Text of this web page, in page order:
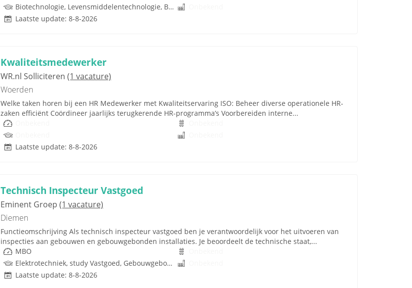
Biotechnologie, Levensmiddelentechnologie, Biologie, Life Sciences, Laboratorium Onderwijs, Farmacie
Laatste update: 8-8-2026
Kwaliteitsmedewerker
WR.nl Solliciteren (1 vacature)
Woerden
Welke taken horen bij een HR Medewerker met Kwaliteitservaring ISO: Beheer diverse operationele HR-
zaken efficiënt Coördineer jaarlijks terugkerende HR-programma’s Voorbereiden interne...
Laatste update: 8-8-2026
Technisch Inspecteur Vastgoed
Eminent Groep (1 vacature)
Diemen
Functieomschrijving Als technisch inspecteur vastgoed ben je verantwoordelijk voor het uitvoeren van
inspecties aan gebouwen en gebouwgebonden installaties. Je beoordeelt de technische staat,...
MBO
Elektrotechniek, study Vastgoed, Gebouwgebonden installaties, Rijbewijs
Laatste update: 8-8-2026